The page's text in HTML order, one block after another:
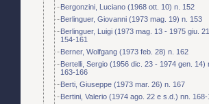
Bergonzini, Luciano (1968 ott. 10) n. 152
Berlinguer, Giovanni (1973 mag. 19) n. 153
Berlinguer, Luigi (1973 mag. 13 - 1975 giu.
154-161
Berner, Wolfgang (1973 feb. 28) n. 162
Bertelli, Sergio (1956 dic. 23 - 1974 gen. 14)
163-166
Berti, Giuseppe (1973 mar. 26) n. 167
Bertini, Valerio (1974 ago. 22 e s.d.) nn. 168-